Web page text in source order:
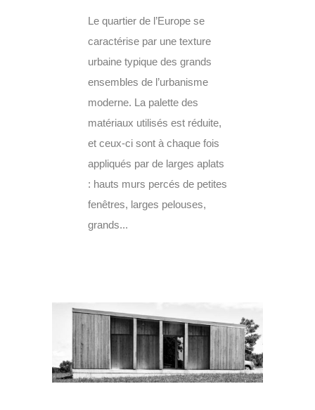
Le quartier de l’Europe se
caractérise par une texture
urbaine typique des grands
ensembles de l’urbanisme
moderne. La palette des
matériaux utilisés est réduite,
et ceux-ci sont à chaque fois
appliqués par de larges aplats
: hauts murs percés de petites
fenêtres, larges pelouses,
grands...